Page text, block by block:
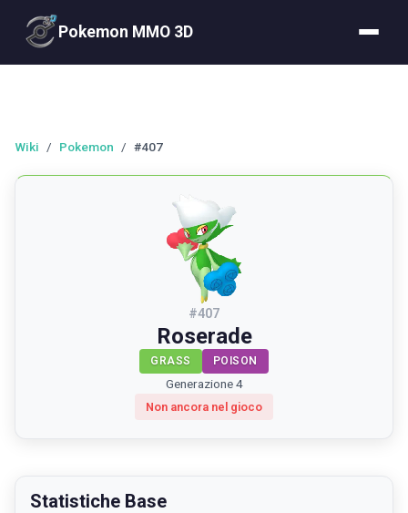
Pokemon MMO 3D
Wiki / Pokemon / #407
#407
Roserade
GRASS POISON
Generazione 4
Non ancora nel gioco
Statistiche Base